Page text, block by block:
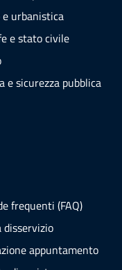
e urbanistica
e stato civile
e sicurezza pubblica
frequenti (FAQ)
disservizio
appuntamento